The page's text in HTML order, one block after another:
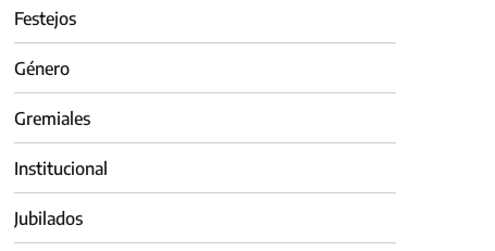
Festejos
Género
Gremiales
Institucional
Jubilados